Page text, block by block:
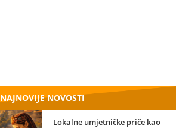
NAJNOVIJE NOVOSTI
Lokalne umjetničke priče kao